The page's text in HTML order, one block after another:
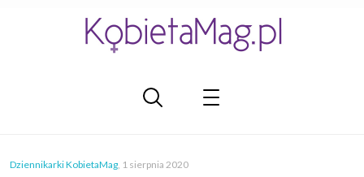
Dziennikarki KobietaMag, 1 sierpnia 2020